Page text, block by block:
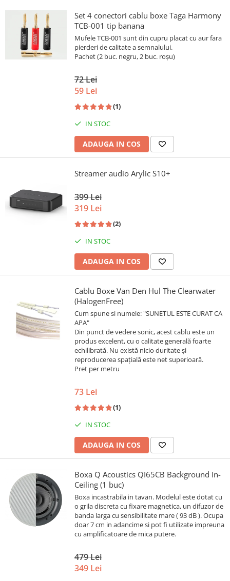
Set 4 conectori cablu boxe Taga Harmony
TCB-001 tip banana
Mufele TCB-001 sunt din cupru placat cu aur fara
pierderi de calitate a semnalului.
Pachet (2 buc. negru, 2 buc. roșu)
72 Lei
59 Lei
(1)
IN STOC
ADAUGA IN COS
Streamer audio Arylic S10+
399 Lei
319 Lei
(2)
IN STOC
ADAUGA IN COS
Cablu Boxe Van Den Hul The Clearwater
(HalogenFree)
Cum spune si numele: "SUNETUL ESTE CURAT CA
APA"
Din punct de vedere sonic, acest cablu este un
produs excelent, cu o calitate generală foarte
echilibrată. Nu există nicio duritate și
reproducerea spațială este net superioară.
Pret per metru
73 Lei
(1)
IN STOC
ADAUGA IN COS
Boxa Q Acoustics QI65CB Background In-
Ceiling (1 buc)
Boxa incastrabila in tavan. Modelul este dotat cu
o grila discreta cu fixare magnetica, un difuzor de
banda larga cu sensibilitate mare ( 93 dB ). Ocupa
doar 7 cm in adancime si pot fi utilizate impreuna
cu amplificatoare de mica putere.
479 Lei
349 Lei